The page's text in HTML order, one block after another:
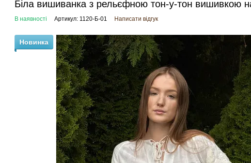
Біла вишиванка з рельєфною тон-у-тон вишивкою
В наявності Артикул: 1120-Б-01 Написати відгук
Новинка